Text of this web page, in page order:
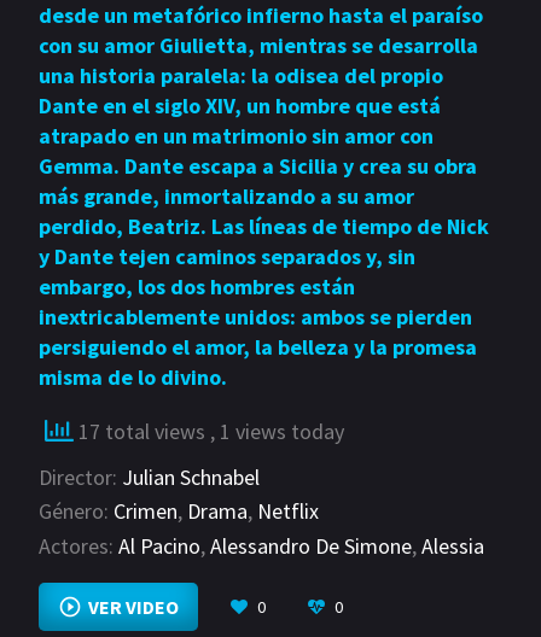
desde un metafórico infierno hasta el paraíso
con su amor Giulietta, mientras se desarrolla
una historia paralela: la odisea del propio
Dante en el siglo XIV, un hombre que está
atrapado en un matrimonio sin amor con
Gemma. Dante escapa a Sicilia y crea su obra
más grande, inmortalizando a su amor
perdido, Beatriz. Las líneas de tiempo de Nick
y Dante tejen caminos separados y, sin
embargo, los dos hombres están
inextricablemente unidos: ambos se pierden
persiguiendo el amor, la belleza y la promesa
misma de lo divino.
17 total views , 1 views today
Director: Julian Schnabel
Género: Crimen, Drama, Netflix
Actores: Al Pacino, Alessandro De Simone, Alessia
VER VIDEO 0 0